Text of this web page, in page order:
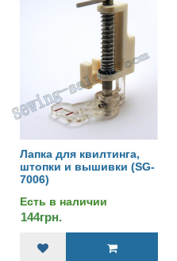
Лапка для квилтинга,
штопки и вышивки (SG-
7006)
Есть в наличии
144грн.